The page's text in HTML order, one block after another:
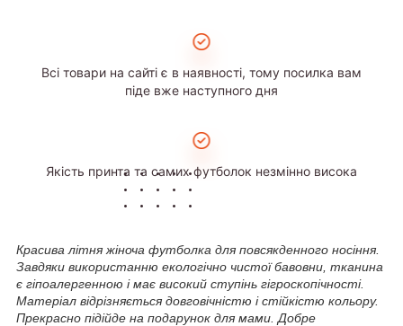
Всі товари на сайті є в наявності, тому посилка вам
піде вже наступного дня
Якість принта та самих футболок незмінно висока
Красива літня жіноча футболка для повсякденного носіння.
Завдяки використанню екологічно чистої бавовни, тканина
є гіпоалергенною і має високий ступінь гігроскопічності.
Матеріал відрізняється довговічністю і стійкістю кольору.
Прекрасно підійде на подарунок для мами. Добре